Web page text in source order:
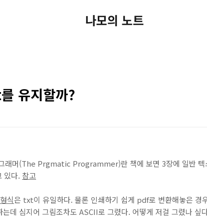
나모의 노트
유지할까?
래머(The Prgmatic Programmer)란 책에 보면 3장에 일반 텍
있다. 참고
식은 txt이 유일하다. 물론 인쇄하기 쉽게 pdf로 변환해놓은 경
데 심지어 그림조차도 ASCII로 그렸다. 어떻게 저걸 그렸나 싶